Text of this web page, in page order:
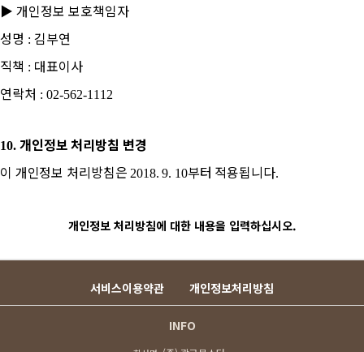
▶ 개인정보 보호책임자
성명 : 김부연
직책 : 대표이사
연락처 : 02-562-1112
10. 개인정보 처리방침 변경
이 개인정보 처리방침은2018. 9. 10부터 적용됩니다.
개인정보 처리방침에 대한 내용을 입력하십시오.
서비스이용약관 개인정보처리방침
INFO